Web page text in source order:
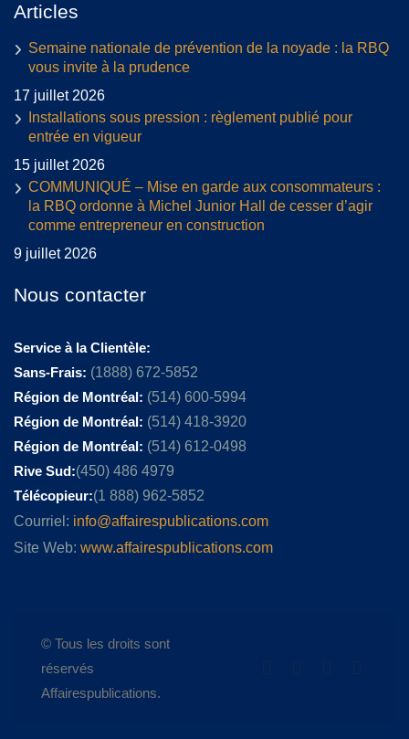
Articles
Semaine nationale de prévention de la noyade : la RBQ
vous invite à la prudence
17 juillet 2026
Installations sous pression : règlement publié pour
entrée en vigueur
15 juillet 2026
COMMUNIQUÉ – Mise en garde aux consommateurs :
la RBQ ordonne à Michel Junior Hall de cesser d’agir
comme entrepreneur en construction
9 juillet 2026
Nous contacter
Service à la Clientèle:
Sans-Frais: (1888) 672-5852
Région de Montréal: (514) 600-5994
Région de Montréal: (514) 418-3920
Région de Montréal: (514) 612-0498
Rive Sud:(450) 486 4979
Télécopieur:(1 888) 962-5852
Courriel: info@affairespublications.com
Site Web: www.affairespublications.com
© Tous les droits sont
réservés
Affairespublications.